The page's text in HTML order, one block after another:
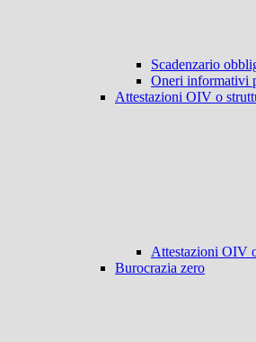
Scadenzario
Oneri informativi
Attestazioni OIV o
Attestazioni OIV
Burocrazia zero